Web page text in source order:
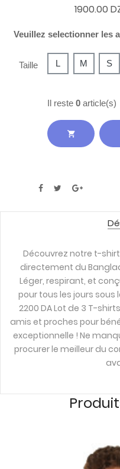
1900.00
Veuillez selectionner les
Taille L M S
Il reste 0 article(s)
Découvrez notre t-
directement du
Léger, respirant, et
pour tous les jours sous
2200 DA Lot de 3 T-
amis et proches pour
exceptionnelle ! Ne
procurer le meilleur du